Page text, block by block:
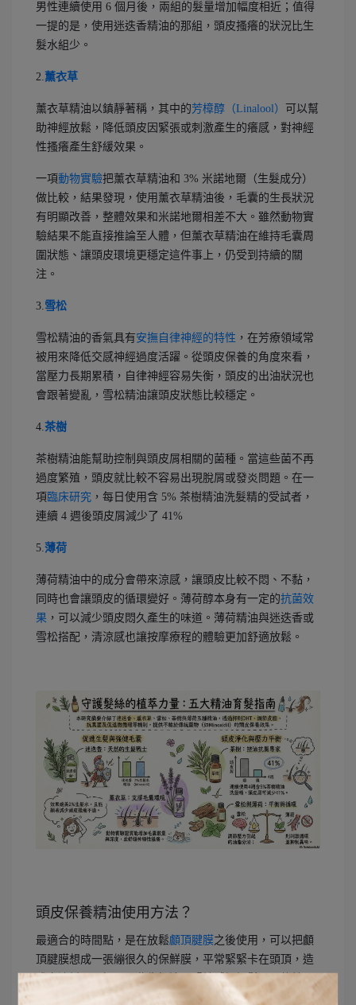
男性連續使用 6 個月後，兩組的髮量增加幅度相近；值得
一提的是，使用迷迭香精油的那組，頭皮搔癢的狀況比生
髮水組少。
2.薰衣草
薰衣草精油以鎮靜著稱，其中的芳樟醇（Linalool）
可以幫
助神經放鬆，降低頭皮因緊張或刺激產生的癢感，對神經
性搔癢產生舒緩效果。
一項動物實驗把薰衣草精油和 3% 米諾地爾（生髮成分）
做比較，結果發現，使用薰衣草精油後，毛囊的生長狀況
有明顯改善，整體效果和米諾地爾相差不大。雖然動物實
驗結果不能直接推論至人體，但薰衣草精油在維持毛囊周
圍狀態、讓頭皮環境更穩定這件事上，仍受到持續的關
注。
3.雪松
雪松精油的香氣具有安撫自律神經的特性 ，在芳療領域常
被用來降低交感神經過度活躍。從頭皮保養的角度來看，
當壓力長期累積，自律神經容易失衡，頭皮的出油狀況也
會跟著變亂，雪松精油讓頭皮狀態比較穩定。
4.茶樹
茶樹精油能幫助控制與頭皮屑相關的菌種。當這些菌不再
過度繁殖，頭皮就比較不容易出現脫屑或發炎問題。在一
項 臨床研究 ，每日使用含 5% 茶樹精油洗髮精的受試者，
連續 4 週後頭皮屑減少了 41%
5.薄荷
薄荷精油中的成分會帶來涼感，讓頭皮比較不悶、不黏，
同時也會讓頭皮的循環變好。薄荷醇本身有一定的抗菌效
果 ，可以減少頭皮悶久產生的味道。薄荷精油與迷迭香或
雪松搭配，清涼感也讓按摩療程的體驗更加舒適放鬆。
頭皮保養精油使用方法？
最適合的時間點，是在放鬆顱頂腱膜之後使用，可以把顱
頂腱膜想成一張繃很久的保鮮膜，平常緊緊卡在頭頂，造
成血液循環不好，因此先把這層緊繃感慢慢鬆開，後續再
擦上頭皮精油。頭皮狀況的改變屬於緩慢、漸進的過程，